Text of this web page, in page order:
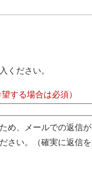
ください。
望する場合は必須）
め、メールでの返信
さい。（確実に返信